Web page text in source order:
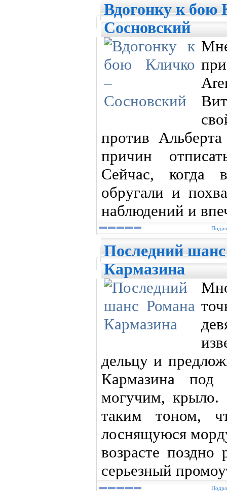
Вдогонку к бою
Сосновский
против
причин
Сейчас, когда
обругали и
наблюдений и
Последний
Кармазина
дельцу и
Кармазина под
могучим, крыло.
таким тоном,
лоснящуюся
возрасте поздно
серьезный